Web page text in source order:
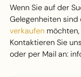
Wenn Sie auf der
Gelegenheiten sind
verkaufen
Kontaktieren Sie
oder per Mail an: